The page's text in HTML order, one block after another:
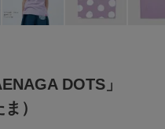
DOTS」
）